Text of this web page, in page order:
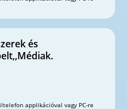
és
applikációval vagy PC-re